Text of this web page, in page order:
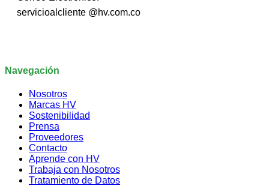
servicioalcliente @hv.com.co
Navegación
Nosotros
Marcas HV
Sostenibilidad
Prensa
Proveedores
Contacto
Aprende con HV
Trabaja con Nosotros
Tratamiento de Datos